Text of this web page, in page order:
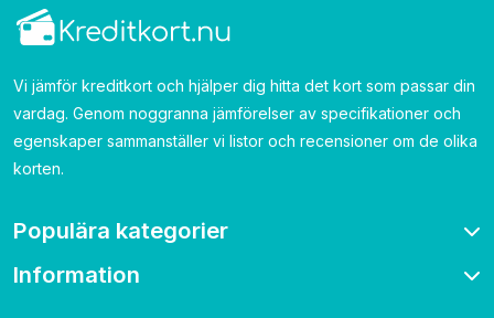
Vi jämför kreditkort och hjälper dig hitta det kort som passar din
vardag. Genom noggranna jämförelser av specifikationer och
egenskaper sammanställer vi listor och recensioner om de olika
korten.
Populära kategorier
Bonuskort
Information